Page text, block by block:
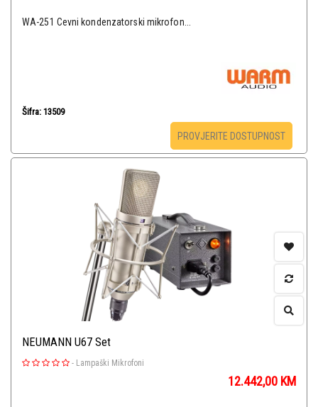
WA-251 Cevni kondenzatorski mikrofon...
Šifra: 13509
PROVJERITE DOSTUPNOST
NEUMANN U67 Set
- Lampaški Mikrofoni
12.442,00 KM